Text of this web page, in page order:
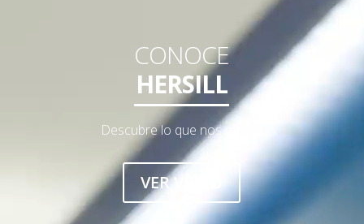
CONOCE
HERSILL
Descubre lo que nos mueve
VER VÍDEO